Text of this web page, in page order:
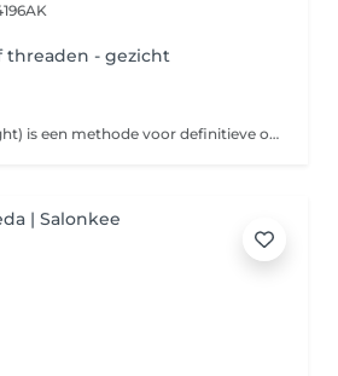
threaden - gezicht
IPL (Intense Pulsed Light) is een methode voor definitieve ontharing die gebruik maakt van verschillende golflengtes licht. Afhankelijk van je huid, je haar en het te ontharen gebied zijn 6 tot 12 behandelingen nodig om het gewenste resultaat te bereiken. Afhankelijk van de haargroei kunnen de behandelingen om de 4 à 6 weken plaatsvinden.